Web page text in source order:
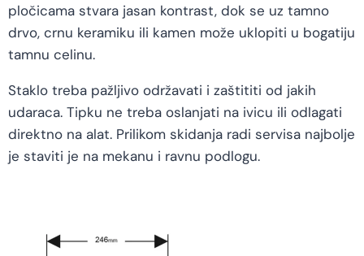
pločicama stvara jasan kontrast, dok se uz tamno
drvo, crnu keramiku ili kamen može uklopiti u bogatiju
tamnu celinu.
Staklo treba pažljivo održavati i zaštititi od jakih
udaraca. Tipku ne treba oslanjati na ivicu ili odlagati
direktno na alat. Prilikom skidanja radi servisa najbolje
je staviti je na mekanu i ravnu podlogu.